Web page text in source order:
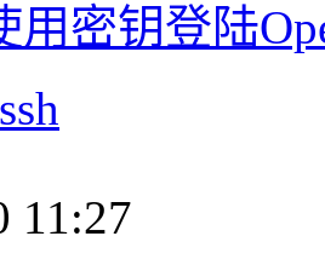
用密钥登陆
11:27